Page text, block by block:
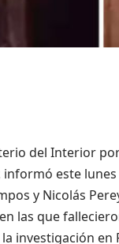
del Interior
informó este
y Nicolás
las que
investigación en